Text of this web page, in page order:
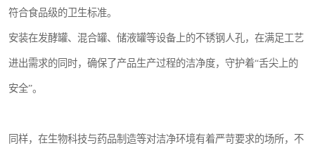
符合食品级的卫生标准。
安装在发酵罐、混合罐、储液罐等设备上的不锈钢人孔，在满足工艺
进出需求的同时，确保了产品生产过程的洁净度，守护着“舌尖上的
安全”。
同样，在生物科技与药品制造等对洁净环境有着严苛要求的场所，不